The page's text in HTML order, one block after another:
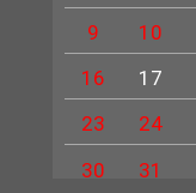
9
10
16
17
23
24
30
31